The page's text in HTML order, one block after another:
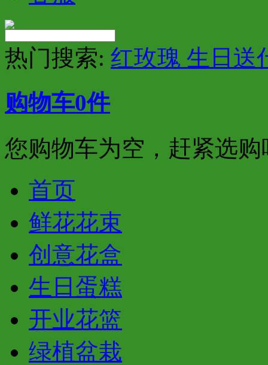
热门搜索: 红玫瑰 生日送
购物车0件
您购物车为空，赶紧选购
首页
鲜花花束
创意花盒
生日蛋糕
开业花篮
绿植盆栽